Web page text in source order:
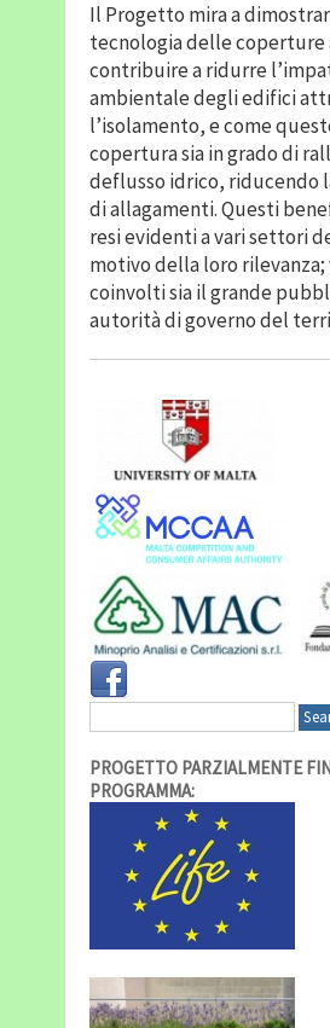
Il Progetto mira a
tecnologia delle coperture
contribuire a ridurre
ambientale degli edifici
l’isolamento, e come
copertura sia in grado di
deflusso idrico, riducendo
di allagamenti. Questi
resi evidenti a vari settori
motivo della loro rilevanza;
coinvolti sia il grande
autorità di governo del
PROGETTO PARZIALMENTE
PROGRAMMA: